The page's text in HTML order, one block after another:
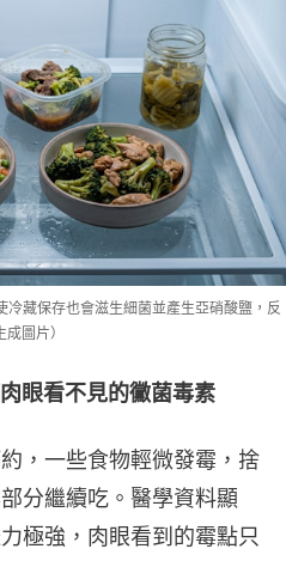
藏保存也會滋生細菌並產生亞硝酸鹽，反
圖片）
眼看不見的黴菌毒素
，一些食物輕微發霉，捨
分繼續吃。醫學資料顯
極強，肉眼看到的霉點只